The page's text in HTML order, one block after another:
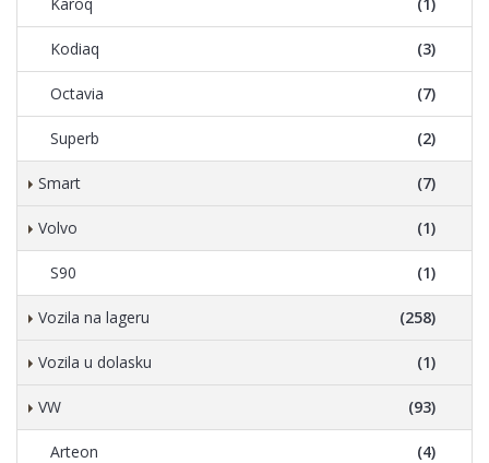
Kodiaq (3)
Octavia (7)
Superb (2)
Smart (7)
Volvo (1)
S90 (1)
Vozila na lageru (258)
Vozila u dolasku (1)
VW (93)
Arteon (4)